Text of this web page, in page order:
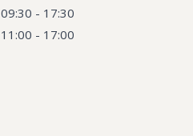
09:30 - 17:30
11:00 - 17:00